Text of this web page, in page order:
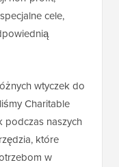
cele,
wtyczek do
Charitable
podczas naszych
które
w